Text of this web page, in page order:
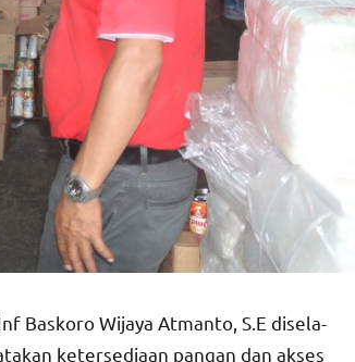
Baskoro Wijaya Atmanto, S.E disela-
ketersediaan pangan dan akses